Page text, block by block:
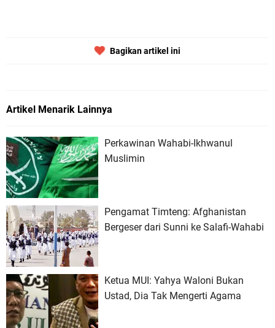
Bagikan artikel ini
Artikel Menarik Lainnya
Perkawinan Wahabi-Ikhwanul
Muslimin
Pengamat Timteng: Afghanistan
Bergeser dari Sunni ke Salafi-Wahabi
Ketua MUI: Yahya Waloni Bukan
Ustad, Dia Tak Mengerti Agama